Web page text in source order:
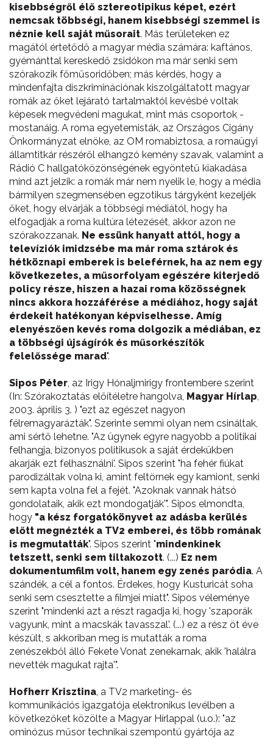
kisebbségről élő sztereotipikus képet, ezért
nemcsak többségi, hanem kisebbségi szemmel is
néznie kell saját műsorait. Más területeken ez
magától értetődő a magyar média számára: kaftános,
gyémánttal kereskedő zsidókon ma már senki sem
szórakozik főműsoridőben; más kérdés, hogy a
mindenfajta diszkriminációnak kiszolgáltatott magyar
romák az őket lejárató tartalmaktól kevésbé voltak
képesek megvédeni magukat, mint más csoportok -
mostanáig. A roma egyetemisták, az Országos Cigány
Önkormányzat elnöke, az OM romabiztosa, a romaügyi
államtitkár részéről elhangzó kemény szavak, valamint a
Rádió C hallgatóközönségének egyöntetű kiakadása
mind azt jelzik: a romák már nem nyelik le, hogy a média
bármilyen szegmensében egzotikus tárgyként kezeljék
őket, hogy elvárják a többségi médiától, hogy ha
elfogadják a roma kultúra létezését, akkor azon ne
szórakozzanak. Ne essünk hanyatt attól, hogy a
televíziók imidzsébe ma már roma sztárok és
hétköznapi emberek is beleférnek, ha az nem egy
következetes, a műsorfolyam egészére kiterjedő
policy része, hiszen a hazai roma közösségnek
nincs akkora hozzáférése a médiához, hogy saját
érdekeit hatékonyan képviselhesse. Amíg
elenyészően kevés roma dolgozik a médiában, ez
a többségi újságírók és műsorkészítők
felelőssége marad".
Sipos Péter, az Irigy Hónaljmirigy frontembere szerint
(In: Szórakoztatás előítéletre hangolva, Magyar Hírlap,
2003. április 3. ) "ezt az egészet nagyon
félremagyarázták". Szerinte semmi olyan nem csináltak,
ami sértő lehetne. "Az ügynek egyre nagyobb a politikai
felhangja, bizonyos politikusok a saját érdekükben
akarják ezt felhasználni'. Sipos szerint "ha fehér fiúkat
parodizáltak volna ki, amint feltörnek egy kamiont, senki
sem kapta volna fel a fejét. "Azoknak vannak hátsó
gondolataik, akik ezt mondogatják'". Sipos elmondta,
hogy "a kész forgatókönyvet az adásba kerülés
előtt megnézték a TV2 emberei, és több romának
is megmutatták". Sipos szerint "mindenkinek
tetszett, senki sem tiltakozott. (...) Ez nem
dokumentumfilm volt, hanem egy zenés paródia. A
szándék, a cél a fontos. Érdekes, hogy Kusturicát soha
senki sem csesztette a filmjei miatt". Sipos véleménye
szerint "mindenki azt a részt ragadja ki, hogy 'szaporák
vagyunk, mint a macskák tavasszal'. (...) ez a rész öt éve
készült, s akkoriban meg is mutatták a roma
zenészekből álló Fekete Vonat zenekarnak, akik 'halálra
nevették magukat rajta'".
Hofherr Krisztina, a TV2 marketing- és
kommunikációs igazgatója elektronikus levélben a
következőket közölte a Magyar Hírlappal (u.o.): "az
ominózus műsor technikai szempontú gyártója az